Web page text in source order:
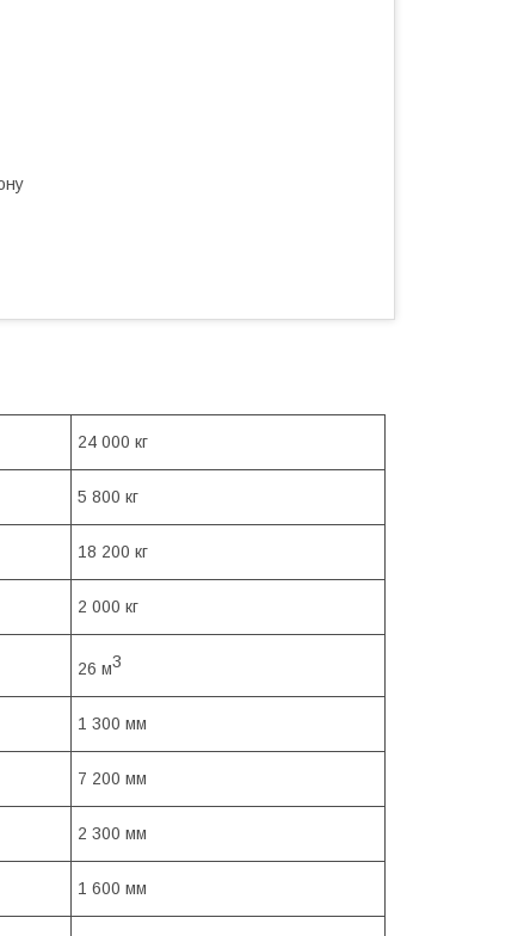
24 000 кг
5 800 кг
18 200 кг
2 000 кг
26 м3
1 300 мм
7 200 мм
2 300 мм
1 600 мм